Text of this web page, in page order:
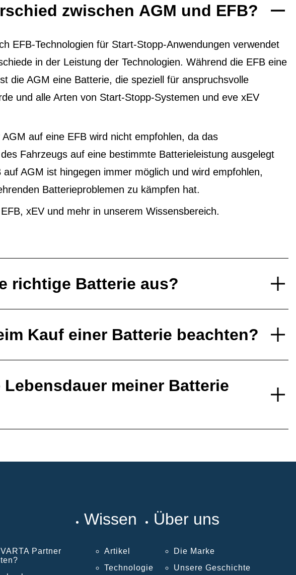
zwischen AGM und EFB?
EFB-Technologien für Start-Stopp-Anwendungen verwendet
in der Leistung der Technologien. Während die EFB eine
die AGM eine Batterie, die speziell für anspruchsvolle
und alle Arten von Start-Stopp-Systemen und eve xEV
auf eine EFB wird nicht empfohlen, da das
Fahrzeugs auf eine bestimmte Batterieleistung ausgelegt
AGM ist hingegen immer möglich und wird empfohlen,
Batterieproblemen zu kämpfen hat.
xEV und mehr in unserem Wissensbereich.
richtige Batterie aus?
Kauf einer Batterie beachten?
meiner Batterie
Partner
Wissen
Artikel
Technologie
Über uns
Die Marke
Unsere Geschichte